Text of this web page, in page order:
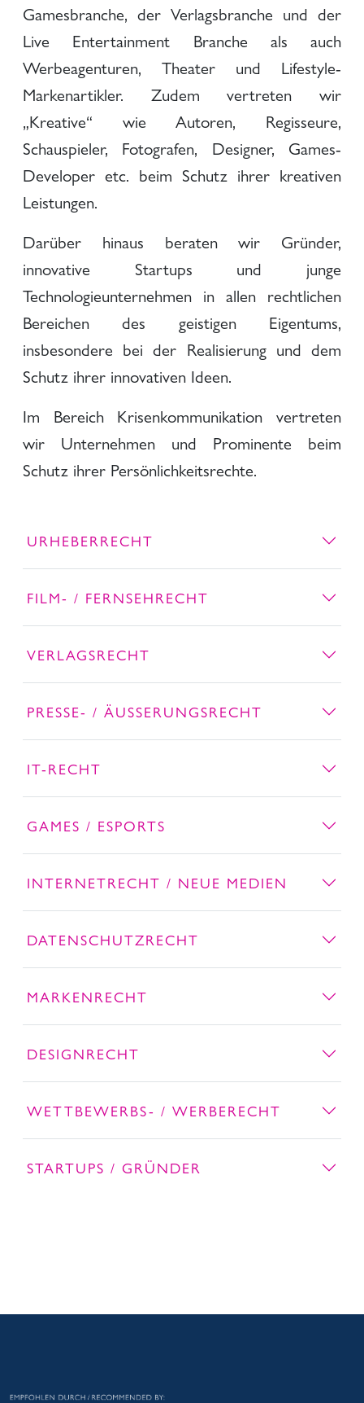
Gamesbranche, der Verlagsbranche und der
Live Entertainment Branche als auch
Werbeagenturen, Theater und Lifestyle-
Markenartikler. Zudem vertreten wir
„Kreative“ wie Autoren, Regisseure,
Schauspieler, Fotografen, Designer, Games-
Developer etc. beim Schutz ihrer kreativen
Leistungen.
Darüber hinaus beraten wir Gründer,
innovative Startups und junge
Technologieunternehmen in allen rechtlichen
Bereichen des geistigen Eigentums,
insbesondere bei der Realisierung und dem
Schutz ihrer innovativen Ideen.
Im Bereich Krisenkommunikation vertreten
wir Unternehmen und Prominente beim
Schutz ihrer Persönlichkeitsrechte.
URHEBERRECHT
FILM- / FERNSEHRECHT
VERLAGSRECHT
PRESSE- / ÄUSSERUNGSRECHT
IT-RECHT
GAMES / ESPORTS
INTERNETRECHT / NEUE MEDIEN
DATENSCHUTZRECHT
MARKENRECHT
DESIGNRECHT
WETTBEWERBS- / WERBERECHT
STARTUPS / GRÜNDER